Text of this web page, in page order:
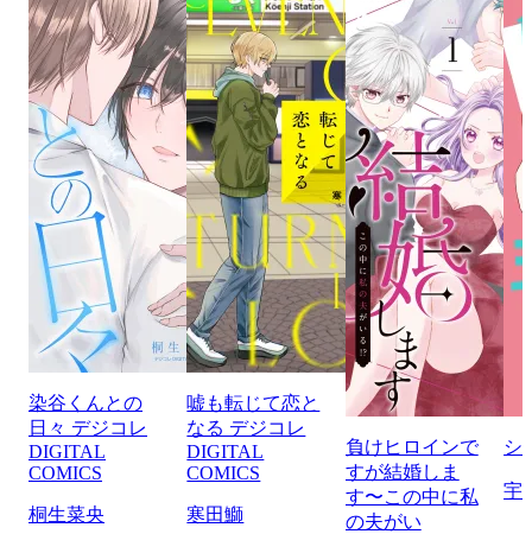
染谷くんとの
日々 デジコレ
DIGITAL
COMICS
桐生菜央
嘘も転じて恋と
なる デジコレ
DIGITAL
COMICS
寒田鰤
負けヒロインで
すが結婚しま
す〜この中に私
の夫がい
シ
宇